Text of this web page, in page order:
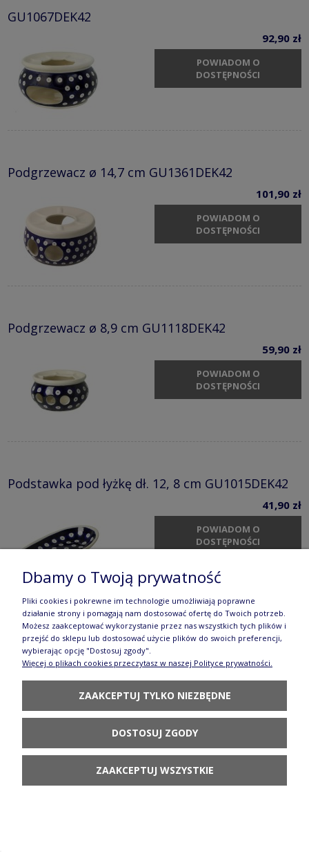
GU1067DEK42
92,90 zł
POWIADOM O
DOSTĘPNOŚCI
Podgrzewacz ø 14,7 cm GU1361DEK42
101,90 zł
POWIADOM O
DOSTĘPNOŚCI
Podgrzewacz ø 8,9 cm GU1118DEK42
59,90 zł
POWIADOM O
DOSTĘPNOŚCI
Podstawka pod łyżkę dł. 12, 8 cm GU1015DEK42
41,90 zł
POWIADOM O
DOSTĘPNOŚCI
Podstawka pod łyżkę dł. 25,5 cm GU1418DEK42
71,90 zł
DOSTĘPNOŚCI
Dbamy o Twoją prywatność
Pliki cookies i pokrewne im technologie umożliwiają poprawne
działanie strony i pomagają nam dostosować ofertę do Twoich potrzeb.
Możesz zaakceptować wykorzystanie przez nas wszystkich tych plików i
przejść do sklepu lub dostosować użycie plików do swoich preferencji,
wybierając opcję "Dostosuj zgody".
Więcej o plikach cookies przeczytasz w naszej Polityce prywatności.
ZAAKCEPTUJ TYLKO NIEZBĘDNE
DOSTOSUJ ZGODY
ZAAKCEPTUJ WSZYSTKIE